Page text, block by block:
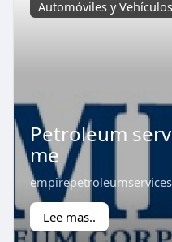
Automóviles y Vehículos
Petroleum
me
empirepetroleumservices
Lee mas..